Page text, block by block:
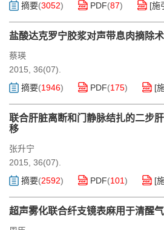
摘要(3052) PDF(87) [施
盐酸达克罗宁胶浆对声带息肉摘除
蔡瑛
2015, 36(07).
摘要(1946) PDF(175) [
联合肝脏离断和门静脉结扎的二步
移
张升宁
2015, 36(07).
摘要(2592) PDF(101) [
超声雾化联合纤支镜表麻用于清醒